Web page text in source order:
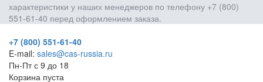
характеристики у наших менеджеров по телефону +7 (800)
551-61-40 перед оформлением заказа.
+7 (800) 551-61-40
E-mail: sales@cas-russia.ru
Пн-Пт с 9 до 18
Корзина пуста